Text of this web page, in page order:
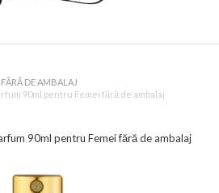
DE AMBALAJ
90ml pentru Femei fără de ambalaj
90ml pentru Femei fără de ambalaj